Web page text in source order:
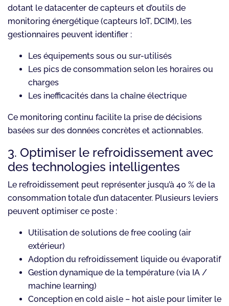
dotant le datacenter de capteurs et d’outils de
monitoring énergétique (capteurs IoT, DCIM), les
gestionnaires peuvent identifier :
Les équipements sous ou sur-utilisés
Les pics de consommation selon les horaires ou
charges
Les inefficacités dans la chaîne électrique
Ce monitoring continu facilite la prise de décisions
basées sur des données concrètes et actionnables.
3. Optimiser le refroidissement avec
des technologies intelligentes
Le refroidissement peut représenter jusqu’à 40 % de la
consommation totale d’un datacenter. Plusieurs leviers
peuvent optimiser ce poste :
Utilisation de solutions de free cooling (air
extérieur)
Adoption du refroidissement liquide ou évaporatif
Gestion dynamique de la température (via IA /
machine learning)
Conception en cold aisle – hot aisle pour limiter le